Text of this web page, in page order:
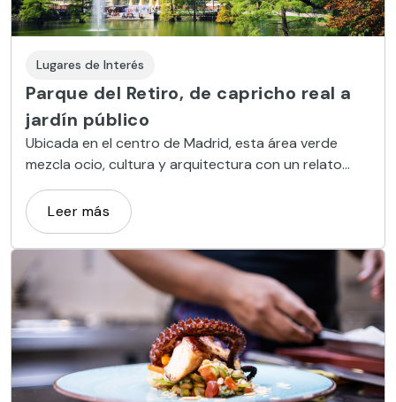
Lugares de Interés
Parque del Retiro, de capricho real a
jardín público
Ubicada en el centro de Madrid, esta área verde
mezcla ocio, cultura y arquitectura con un relato
apasionante sobre la caída de los reyes absolutistas
en España.
Leer más